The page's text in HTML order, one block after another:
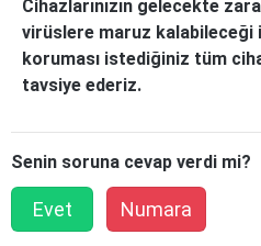
Cihazlarınızın gelecekte
virüslere maruz kalabileceği
koruması istediğiniz tüm
tavsiye ederiz.
Senin soruna cevap verdi mi?
Evet Numara